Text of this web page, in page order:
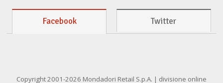
Facebook Twitter
Copyright 2001-2026 Mondadori Retail S.p.A. | divisione online